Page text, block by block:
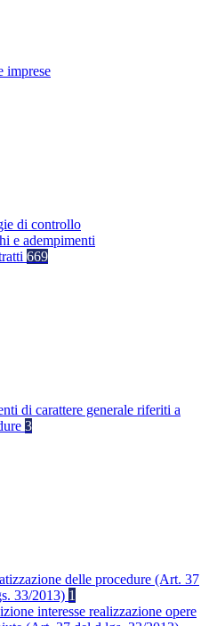
imprese
di controllo
e adempimenti
669
di carattere generale riferiti a
3
delle procedure (Art. 37
33/2013) 1
interesse realizzazione opere